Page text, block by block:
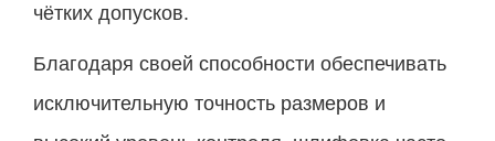
чётких допусков.
Благодаря своей способности обеспечивать
исключительную точность размеров и